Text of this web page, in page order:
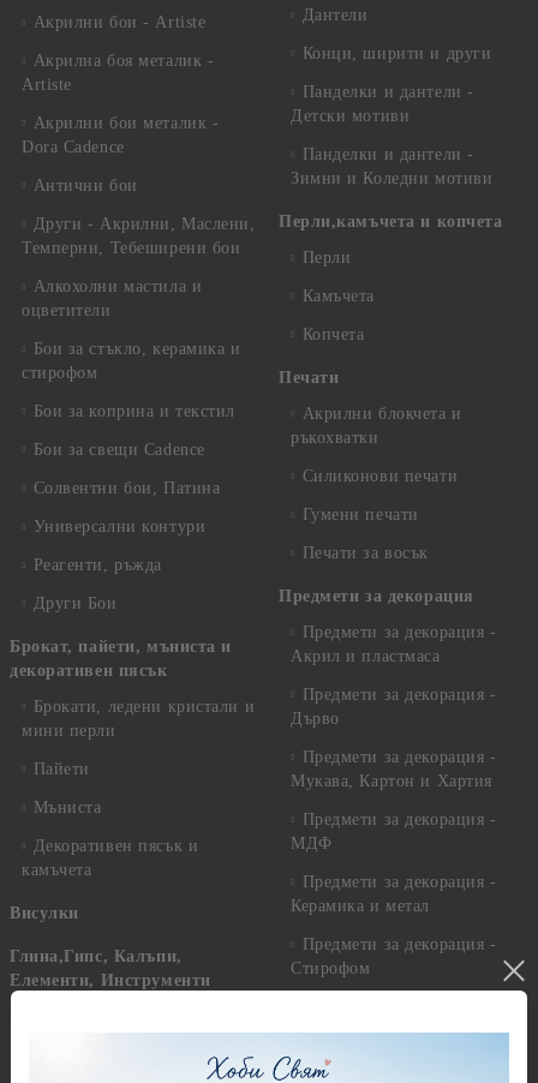
Акрилни бои - Artiste
Акрилна боя металик -
Artiste
Акрилни бои металик -
Dora Cadence
Антични бои
Други - Акрилни, Маслени,
Темперни, Тебеширени бои
Алкохолни мастила и
оцветители
Бои за стъкло, керамика и
стирофом
Бои за коприна и текстил
Бои за свещи Cadence
Солвентни бои, Патина
Универсални контури
Реагенти, ръжда
Други Бои
Брокат, пайети, мъниста и
декоративен пясък
Брокати, ледени кристали и
мини перли
Пайети
Мъниста
Декоративен пясък и
камъчета
Висулки
Глина,Гипс, Калъпи,
Елементи, Инструменти
Дантели
Конци, ширити и други
Панделки и дантели -
Детски мотиви
Панделки и дантели -
Зимни и Коледни мотиви
Перли,камъчета и копчета
Перли
Камъчета
Копчета
Печати
Акрилни блокчета и
ръкохватки
Силиконови печати
Гумени печати
Печати за восък
Предмети за декорация
Предмети за декорация -
Акрил и пластмаса
Предмети за декорация -
Дърво
Предмети за декорация -
Мукава, Картон и Хартия
Предмети за декорация -
МДФ
Предмети за декорация -
Керамика и метал
Предмети за декорация -
Стирофом
Стъкло
Предмети за декорация -